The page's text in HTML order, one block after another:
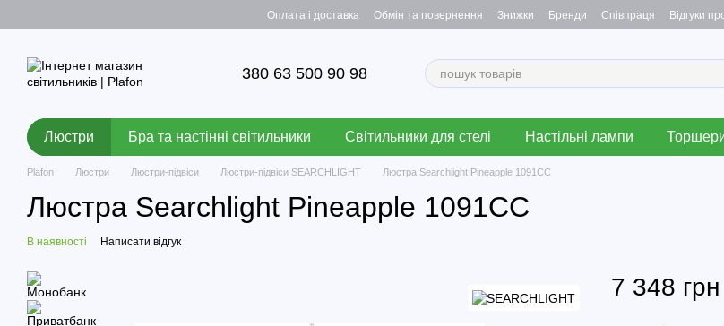
Оплата і доставка Обмін та повернення Знижки Бренди Співпраця Відгуки
380 63 500 90 98
Люстри Бра та настінні світильники Світильники для стелі Настільні лампи
Plafon Люстри Люстри-підвіси Люстри-підвіси SEARCHLIGHT Люстра Searchlight Pineapple 1091CC
Люстра Searchlight Pineapple 1091CC
В наявності Написати відгук
7 348 грн